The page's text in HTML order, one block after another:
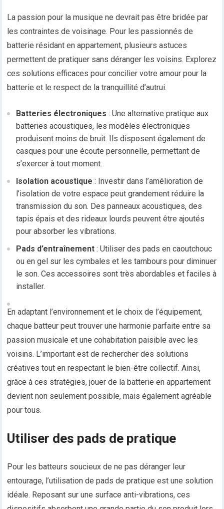
La passion pour la musique ne devrait pas être bridée par
les contraintes de voisinage. Pour les passionnés de
batterie résidant en appartement, plusieurs astuces
permettent de pratiquer sans déranger les voisins. Explorez
ces solutions efficaces pour concilier votre amour pour la
batterie et le respect de la tranquillité d’autrui.
Batteries électroniques : Une alternative pratique aux
batteries acoustiques, les modèles électroniques
produisent moins de bruit. Ils disposent également de
casques pour une écoute personnelle, permettant de
s’exercer à tout moment.
Isolation acoustique : Investir dans l’amélioration de
l’isolation de votre espace peut grandement réduire la
transmission du son. Des panneaux acoustiques, des
tapis épais et des rideaux lourds peuvent être ajoutés
pour absorber les vibrations.
Pads d’entraînement : Utiliser des pads en caoutchouc
ou en gel sur les cymbales et les tambours pour diminuer
le son. Ces accessoires sont très abordables et faciles à
installer.
En adaptant l’environnement et le choix de l’équipement,
chaque batteur peut trouver une harmonie parfaite entre sa
passion musicale et une cohabitation paisible avec les
voisins. L’important est de rechercher des solutions
créatives tout en respectant le bien-être collectif. Ainsi,
grâce à ces stratégies, jouer de la batterie en appartement
devient non seulement possible, mais également agréable
pour tous.
Utiliser des pads de pratique
Pour les batteurs soucieux de ne pas déranger leur
entourage, l’utilisation de pads de pratique est une solution
idéale. Reposant sur une surface anti-vibrations, ces